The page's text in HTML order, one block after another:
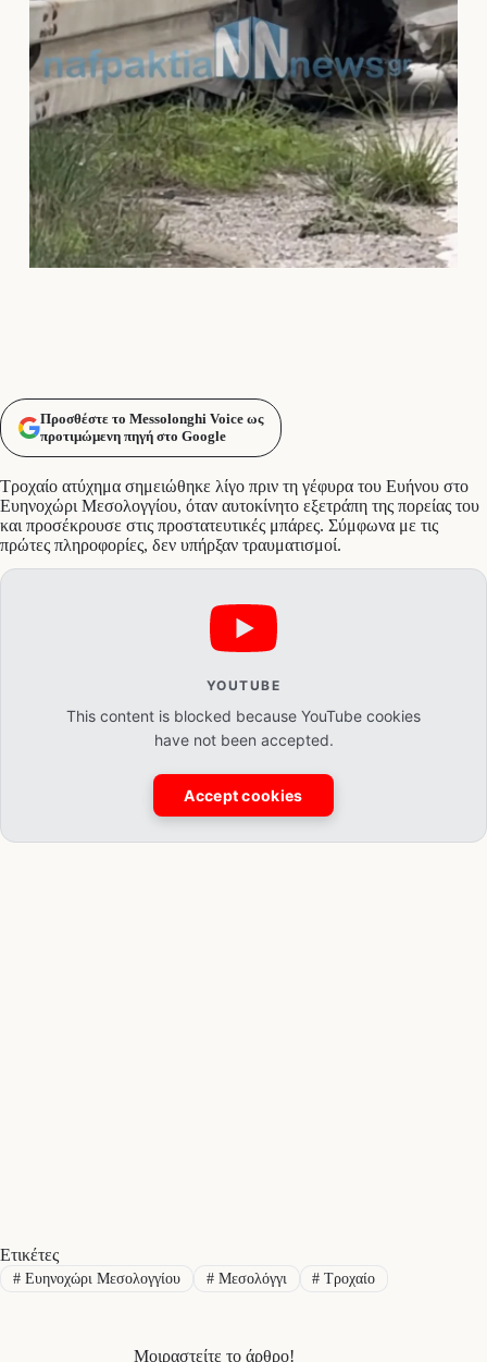
Προσθέστε το Messolonghi Voice ως
προτιμώμενη πηγή στο Google
Τροχαίο ατύχημα σημειώθηκε λίγο πριν τη γέφυρα του Ευήνου στο
Ευηνοχώρι Μεσολογγίου, όταν αυτοκίνητο εξετράπη της πορείας του
και προσέκρουσε στις προστατευτικές μπάρες. Σύμφωνα με τις
πρώτες πληροφορίες, δεν υπήρξαν τραυματισμοί.
YOUTUBE
This content is blocked because YouTube cookies
have not been accepted.
Accept cookies
Ετικέτες
#Ευηνοχώρι Μεσολογγίου #Μεσολόγγι # Τροχαίο
Μοιραστείτε το άρθρο!